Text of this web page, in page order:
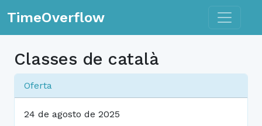
TimeOverflow Toggle
Classes de català
Oferta
24 de agosto de 2025